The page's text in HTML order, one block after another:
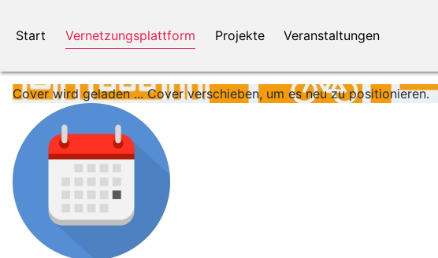
Start Vernetzungsplattform Projekte Veranstaltungen
Cover wird geladen ... Cover verschieben, um es neu zu positionieren.